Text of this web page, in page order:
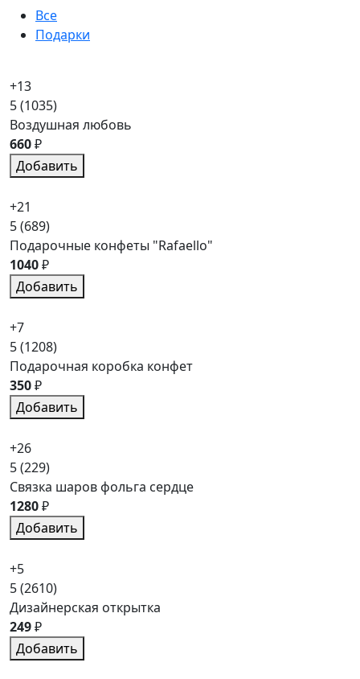
Все
Подарки
+13
5(1035)
Воздушная любовь
660₽
Добавить
+21
5(689)
Подарочные конфеты "Rafaello"
1040₽
Добавить
+7
5(1208)
Подарочная коробка конфет
350₽
Добавить
+26
5(229)
Связка шаров фольга сердце
1280₽
Добавить
+5
5(2610)
Дизайнерская открытка
249₽
Добавить